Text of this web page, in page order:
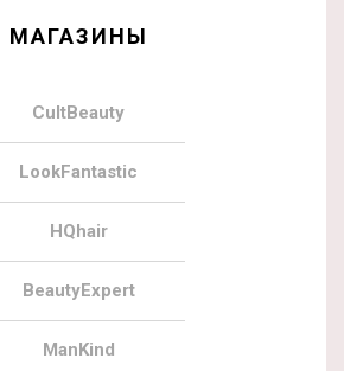
МАГАЗИНЫ
CultBeauty
LookFantastic
HQhair
BeautyExpert
ManKind